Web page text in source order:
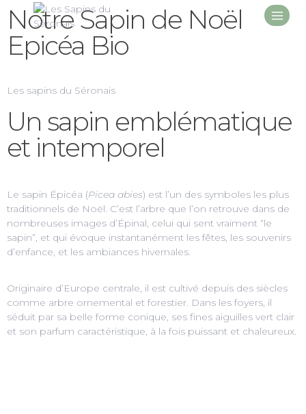
Notre Sapin de Noël
Epicéa Bio
Les sapins du Séronais
Un sapin emblématique
et intemporel
Le sapin Épicéa (Picea abies) est l’un des symboles les plus
traditionnels de Noël. C’est l’arbre que l’on retrouve dans de
nombreuses images d’Épinal, celui qui sent vraiment “le
sapin”, et qui évoque instantanément les fêtes, les souvenirs
d’enfance, et les ambiances hivernales.
Originaire d’Europe centrale, il est cultivé depuis des siècles
comme arbre ornemental et forestier. Dans les foyers, il
séduit par sa belle forme conique, ses fines aiguilles vert clair
et son parfum caractéristique, à la fois puissant et chaleureux.